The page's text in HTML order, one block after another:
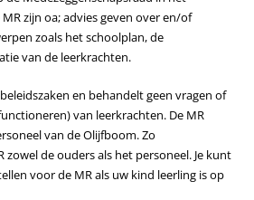
zijn oa; advies geven over en/of
zoals het schoolplan, de
van de leerkrachten.
en behandelt geen vragen of
van leerkrachten. De MR
van de Olijfboom. Zo
de ouders als het personeel. Je kunt
voor de MR als uw kind leerling is op